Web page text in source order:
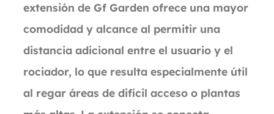
extensión de Gf Garden ofrece una mayor
comodidad y alcance al permitir una
distancia adicional entre el usuario y el
rociador, lo que resulta especialmente útil
al regar áreas de difícil acceso o plantas